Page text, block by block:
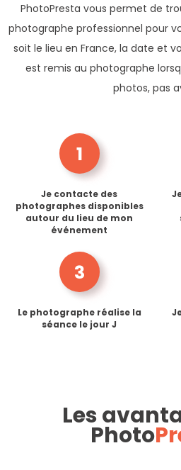
PhotoPresta vous permet de
photographe professionnel pour
soit le lieu en France, la date et
est remis au photographe
photos, pas
1
Je contacte des
photographes disponibles
autour du lieu de mon
événement
3
Le photographe réalise la
séance le jour J
Les
Photo